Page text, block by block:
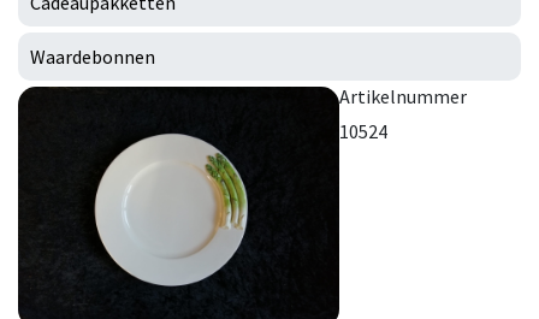
Waardebonnen
Artikelnummer
10524